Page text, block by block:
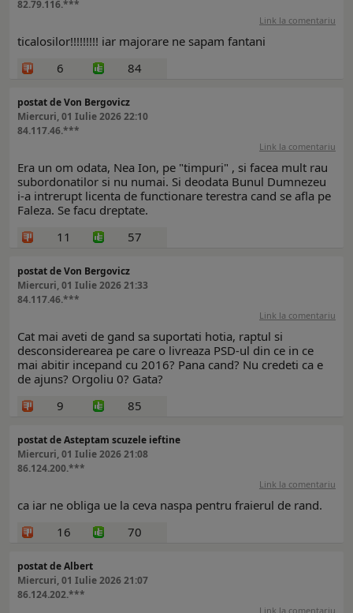
82.79.116.***
Link la comentariu
ticalosilor!!!!!!!!! iar majorare ne sapam fantani
6
84
postat de Von Bergovicz
Miercuri, 01 Iulie 2026 22:10
84.117.46.***
Link la comentariu
Era un om odata, Nea Ion, pe "timpuri" , si facea mult rau
subordonatilor si nu numai. Si deodata Bunul Dumnezeu
i-a intrerupt licenta de functionare terestra cand se afla pe
Faleza. Se facu dreptate.
11
57
postat de Von Bergovicz
Miercuri, 01 Iulie 2026 21:33
84.117.46.***
Link la comentariu
Cat mai aveti de gand sa suportati hotia, raptul si
desconsiderearea pe care o livreaza PSD-ul din ce in ce
mai abitir incepand cu 2016? Pana cand? Nu credeti ca e
de ajuns? Orgoliu 0? Gata?
9
85
postat de Asteptam scuzele ieftine
Miercuri, 01 Iulie 2026 21:08
86.124.200.***
Link la comentariu
ca iar ne obliga ue la ceva naspa pentru fraierul de rand.
16
70
postat de Albert
Miercuri, 01 Iulie 2026 21:07
86.124.202.***
Link la comentariu